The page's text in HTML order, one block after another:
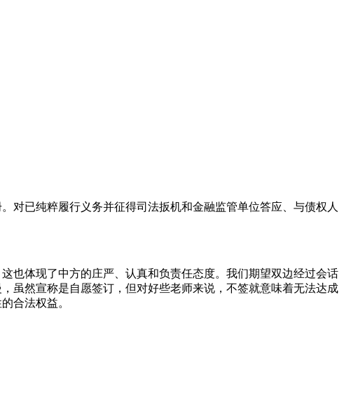
对已纯粹履行义务并征得司法扳机和金融监管单位答应、与债权人
也体现了中方的庄严、认真和负责任态度。我们期望双边经过会话
虽然宣称是自愿签订，但对好些老师来说，不签就意味着无法达成
合法权益。